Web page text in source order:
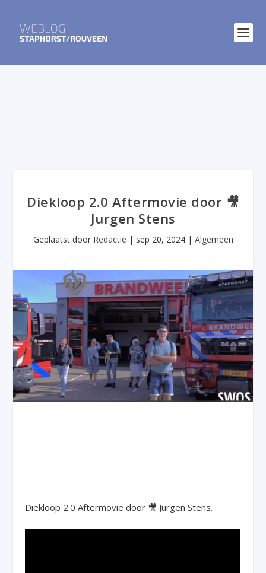
Diekloop 2.0 Aftermovie door 🎥
Jurgen Stens
Geplaatst door Redactie | sep 20, 2024| Algemeen
Diekloop 2.0 Aftermovie door 🎥 Jurgen Stens.